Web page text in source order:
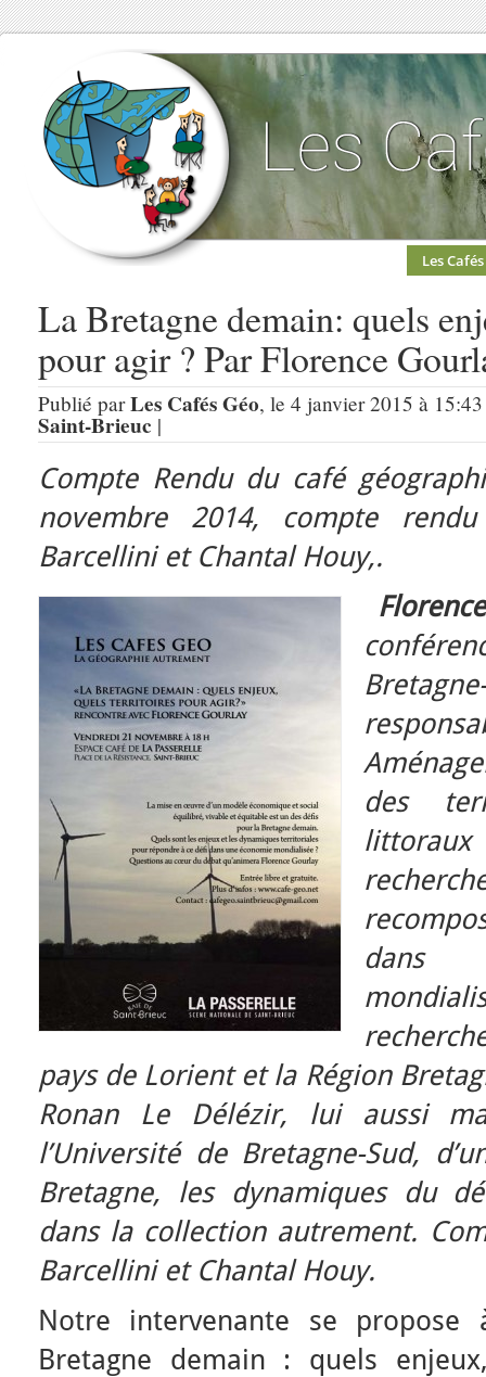
Les Cafés
La Bretagne demain: quels
pour agir ? Par Florence
Publié parLes Cafés Géo, le 4 janvier 2015 à
Saint-Brieuc |
Compte Rendu du café
novembre 2014, compte
Barcellini et Chantal Houy,.
des
dans
pays de Lorient et la Région
Ronan Le Délézir, lui aussi
l’Université de Bretagne-Sud,
Bretagne, les dynamiques du
dans la collection autrement.
Barcellini et Chantal Houy.
Notre intervenante se
Bretagne demain : quels